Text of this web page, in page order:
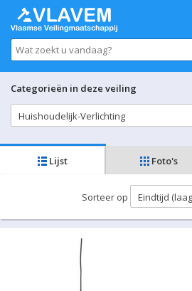
Categorieën in deze veiling
Lijst Foto's
Sorteer op